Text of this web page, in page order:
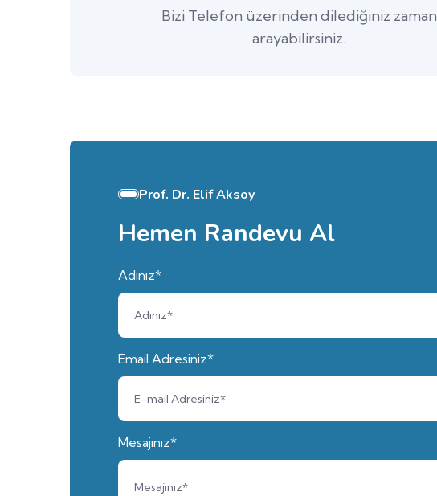
Bizi Telefon üzerinden dilediğiniz zaman
arayabilirsiniz.
Prof. Dr. Elif Aksoy
Hemen Randevu Al
Adınız*
Email Adresiniz*
Mesajınız*